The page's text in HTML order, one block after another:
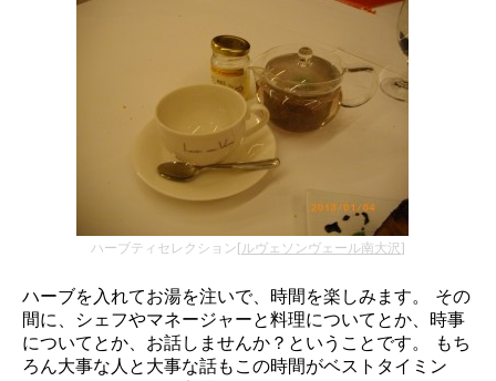
ハーブティセレクション[ ルヴェソンヴェール南大沢
ハーブを入れてお湯を注いで、時間を楽しみます。 その
間に、シェフやマネージャーと料理についてとか、時事
についてとか、お話しませんか？ということです。 もち
ろん大事な人と大事な話もこの時間がベストタイミン